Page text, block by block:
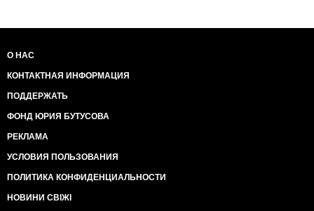
О НАС
КОНТАКТНАЯ ИНФОРМАЦИЯ
ПОДДЕРЖАТЬ
ФОНД ЮРИЯ БУТУСОВА
РЕКЛАМА
УСЛОВИЯ ПОЛЬЗОВАНИЯ
ПОЛИТИКА КОНФИДЕНЦИАЛЬНОСТИ
НОВИНИ СВІЖІ